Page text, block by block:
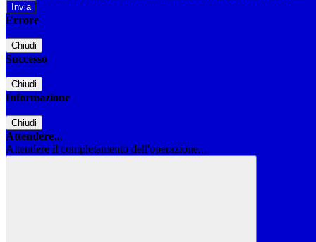
Errore
Chiudi
Successo
Chiudi
Informazione
Chiudi
Attendere...
Attendere il completamento dell'operazione...